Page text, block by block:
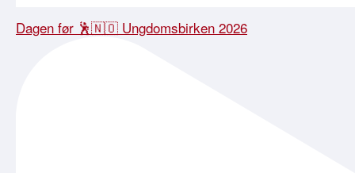
Dagen før 🕺🇳🇴 Ungdomsbirken 2026